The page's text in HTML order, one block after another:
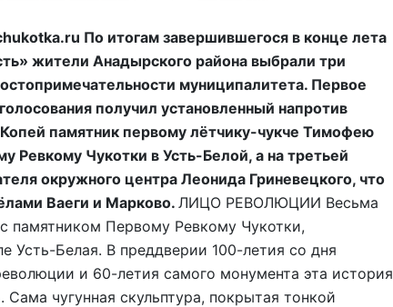
По итогам завершившегося в конце лета
жители Анадырского района выбрали три
муниципалитета. Первое
получил установленный напротив
памятник первому лётчику-чукче Тимофею
Ревкому Чукотки в Усть-Белой, а на третьей
окружного центра Леонида Гриневецкого, что
Ваеги и Марково. ЛИЦО РЕВОЛЮЦИИ Весьма
памятником Первому Ревкому Чукотки,
Усть-Белая. В преддверии 100-летия со дня
и 60-летия самого монумента эта история
Сама чугунная скульптура, покрытая тонкой